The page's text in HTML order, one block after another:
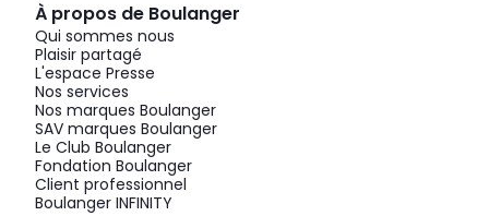
À propos de Boulanger
Qui sommes nous
Plaisir partagé
L'espace Presse
Nos services
Nos marques Boulanger
SAV marques Boulanger
Le Club Boulanger
Fondation Boulanger
Client professionnel
Boulanger INFINITY